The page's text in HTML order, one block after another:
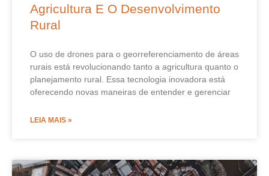
Agricultura E O Desenvolvimento
Rural
O uso de drones para o georreferenciamento de áreas
rurais está revolucionando tanto a agricultura quanto o
planejamento rural. Essa tecnologia inovadora está
oferecendo novas maneiras de entender e gerenciar
LEIA MAIS »